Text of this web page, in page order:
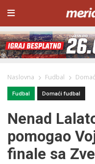
Naslovna Fudbal
Fudbal Domaći fudbal
Nenad
pomogao
finale sa